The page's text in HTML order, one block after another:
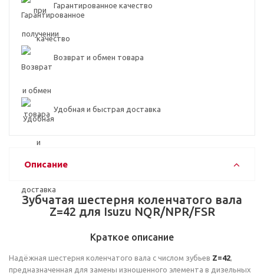
Гарантированное качество
Возврат и обмен товара
Удобная и быстрая доставка
Описание
Зубчатая шестерня коленчатого вала
Z=42 для Isuzu NQR/NPR/FSR
Краткое описание
Надёжная шестерня коленчатого вала с числом зубьев Z=42
предназначенная для замены изношенного элемента в дизельных